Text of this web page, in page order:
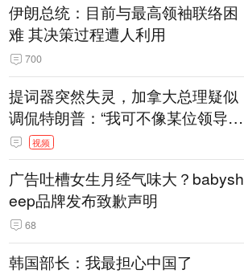
伊朗总统：目前与最高领袖联络困
难 其决策过程遭人利用
700
提词器突然失灵，加拿大总理疑似
调侃特朗普：“我可不像某位领导
人，把这当成一场阴谋”，全场哄笑
视频
广告吐槽女生月经气味大？babysh
eep品牌发布致歉声明
68
韩国部长：我最担心中国了